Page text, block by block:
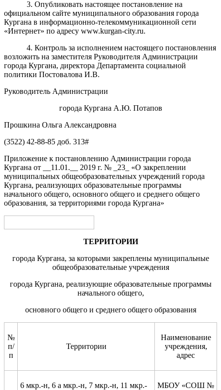
3. Опубликовать настоящее постановление на
официальном сайте муниципального образования города
Кургана в информационно-телекоммуникационной сети
«Интернет» по адресу www.kurgan-city.ru.
4. Контроль за исполнением настоящего постановления
возложить на заместителя Руководителя Администрации
города Кургана, директора Департамента социальной
политики Постовалова И.В.
Руководитель Администрации
города Кургана А.Ю. Потапов
Прошкина Ольга Александровна
(3522) 42-88-85 доб. 313#
Приложение к постановлению Администрации города
Кургана от __11.01.__ 2019 г. № _23_ «О закреплении
муниципальных общеобразовательных учреждений города
Кургана, реализующих образовательные программы
начального общего, основного общего и среднего общего
образования, за территориями города Кургана»
ТЕРРИТОРИИ
города Кургана, за которыми закреплены муниципальные
общеобразовательные учреждения
города Кургана, реализующие образовательные программы
начального общего,
основного общего и среднего общего образования
№
п/
п
Территории
Наименование
учреждения,
адрес
6 мкр.-н, 6 а мкр.-н, 7 мкр.-н, 11 мкр.-
МБОУ «СОШ №